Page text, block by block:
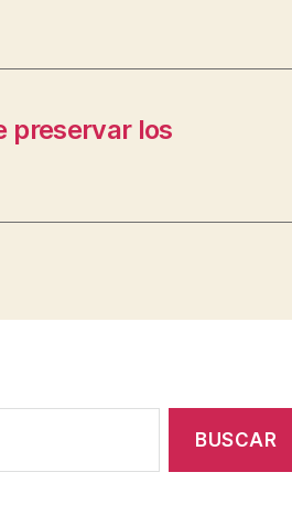
preservar los